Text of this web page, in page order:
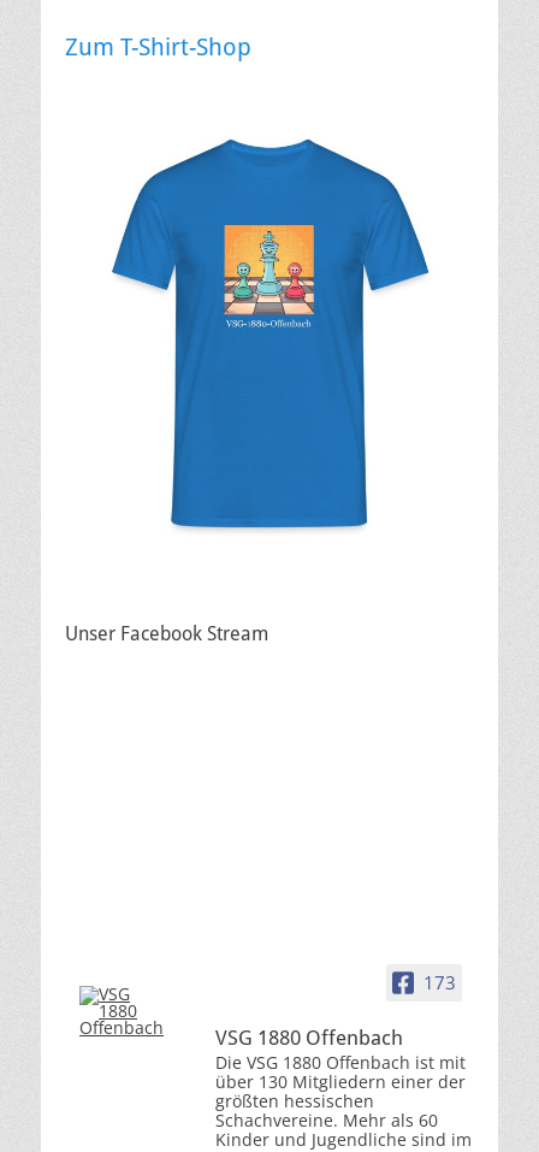
Zum T-Shirt-Shop
Unser Facebook Stream
173
VSG 1880 Offenbach
Die VSG 1880 Offenbach ist mit
über 130 Mitgliedern einer der
größten hessischen
Schachvereine. Mehr als 60
Kinder und Jugendliche sind im